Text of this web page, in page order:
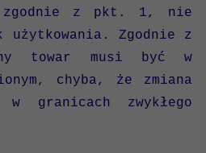
zgodnie z pkt. 1, nie
użytkowania. Zgodnie z
towar musi być w
chyba, że zmiana
w granicach zwykłego